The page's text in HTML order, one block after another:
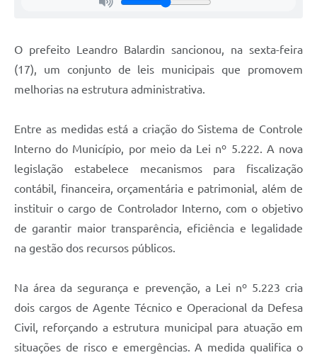
Contas Públicas
Editais
Serviços Online
Telefones Úteis
Agenda
Notícias
Contato
O prefeito Leandro Balardin sancionou, na sexta-feira
(17), um conjunto de leis municipais que promovem
melhorias na estrutura administrativa.
Entre as medidas está a criação do Sistema de Controle
Interno do Município, por meio da Lei nº 5.222. A nova
legislação estabelece mecanismos para fiscalização
contábil, financeira, orçamentária e patrimonial, além de
instituir o cargo de Controlador Interno, com o objetivo
de garantir maior transparência, eficiência e legalidade
na gestão dos recursos públicos.
Na área da segurança e prevenção, a Lei nº 5.223 cria
dois cargos de Agente Técnico e Operacional da Defesa
Civil, reforçando a estrutura municipal para atuação em
situações de risco e emergências. A medida qualifica o